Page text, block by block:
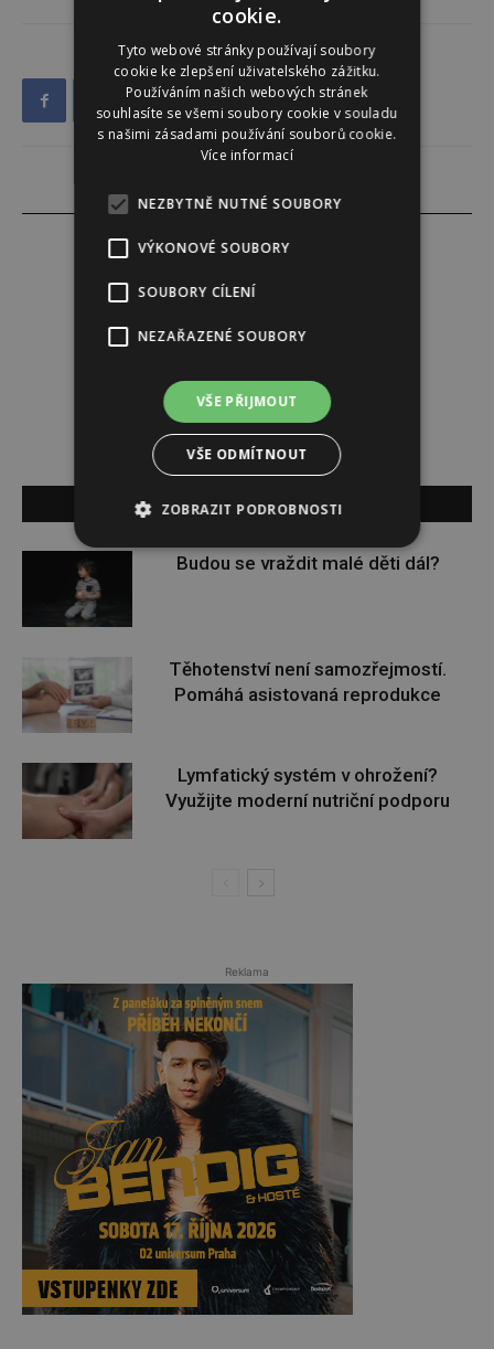
Tereza Lindauerová
SOUVISEJÍCÍ ČLÁNKY
Budou se vraždit malé děti dál?
Těhotenství není samozřejmostí.
Pomáhá asistovaná reprodukce
Lymfatický systém v ohrožení?
Využijte moderní nutriční podporu
Reklama
cookie.
Tyto webové stránky používají soubory
cookie ke zlepšení uživatelského zážitku.
Používáním našich webových stránek
souhlasíte se všemi soubory cookie v souladu
s našimi zásadami používání souborů cookie.
Více informací
NEZBYTNĚ NUTNÉ SOUBORY
VÝKONOVÉ SOUBORY
SOUBORY CÍLENÍ
NEZAŘAZENÉ SOUBORY
VŠE PŘIJMOUT
VŠE ODMÍTNOUT
ZOBRAZIT PODROBNOSTI